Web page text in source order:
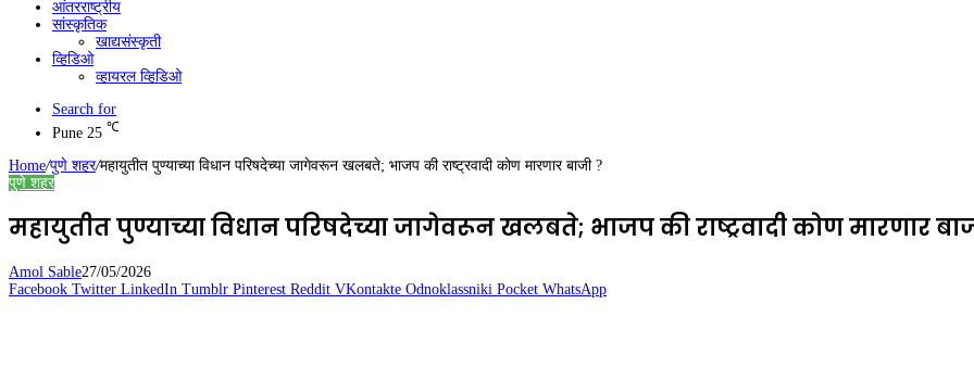
आंतरराष्ट्रीय
सांस्कृतिक
खाद्यसंस्कृती
व्हिडिओ
व्हायरल व्हिडिओ
Search for
Pune 25 ℃
Home/पुणे शहर/महायुतीत पुण्याच्या विधान परिषदेच्या जागेवरून खलबते; भाजप की राष्ट्रवादी कोण मारणार बाजी ?
पुणे शहर
महायुतीत पुण्याच्या विधान परिषदेच्या जागेवरून खलबते; भाजप की राष्ट्रवादी कोण मारणार
Amol Sable27/05/2026
Facebook Twitter LinkedIn Tumblr Pinterest Reddit VKontakte Odnoklassniki Pocket WhatsApp